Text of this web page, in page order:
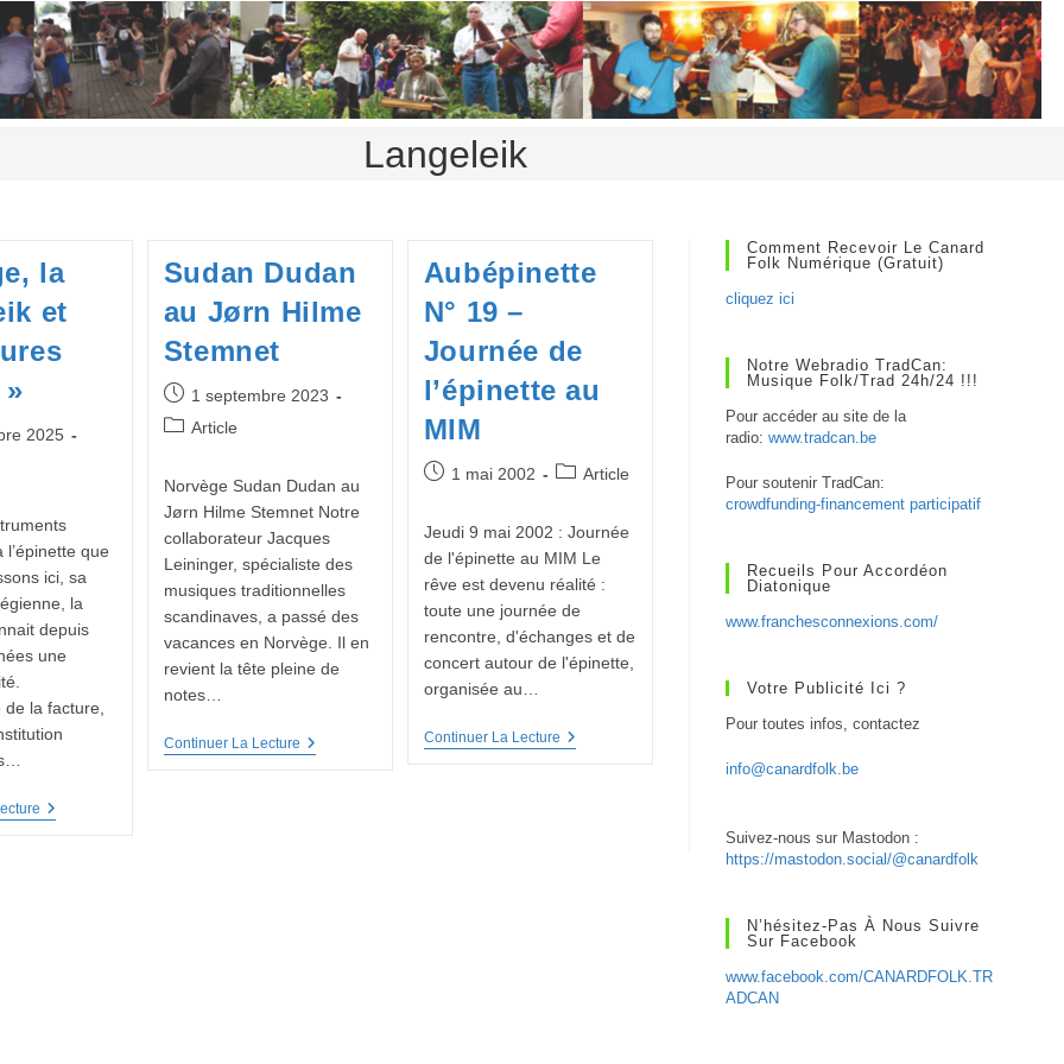
Langeleik
la
et
2025
que
ici, sa
la
depuis
une
la facture,
Norvège,
Sudan Dudan
au Jørn Hilme
Stemnet
Publication
publiée :
1 septembre 2023
PostArticle
Norvège Sudan Dudan au
Jørn Hilme Stemnet Notre
collaborateur Jacques
Leininger, spécialiste des
musiques traditionnelles
scandinaves, a passé des
vacances en Norvège. Il en
revient la tête pleine de
notes…
Continuer La LectureSudan
Aubépinette
N° 19 –
Journée de
l’épinette au
MIM
Publication
1 mai 2002
PostArticle
Jeudi 9 mai 2002 : Journée
de l'épinette au MIM Le
rêve est devenu réalité :
toute une journée de
rencontre, d'échanges et de
concert autour de l'épinette,
organisée au…
Continuer La LectureAubépinette
Comment Recevoir Le Canard
Folk Numérique (gratuit)
cliquez ici
Notre Webradio TradCan:
Musique Folk/Trad 24h/24 !!!
Pour accéder au site de la
radio:www.tradcan.be
Pour soutenir TradCan:
crowdfunding-financement participatif
Recueils Pour Accordéon
Diatonique
www.franchesconnexions.com/
Votre Publicité Ici ?
Pour toutes infos, contactez
info@canardfolk.be
Suivez-nous sur Mastodon :
https://mastodon.social/@canardfolk
N’hésitez-Pas À Nous Suivre
Sur Facebook
www.facebook.com/CANARDFOLK.TR
ADCAN